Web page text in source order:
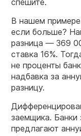
спешите.
В нашем
если больше?
разница — 369
ставка 16%.
не проценты
надбавка за
разницу.
заемщика.
предлагают